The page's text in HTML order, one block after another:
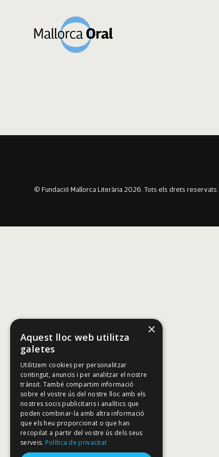
Macià Ferrer Mas
Federico Quetglas
© Fundació Mallorca Literària 2026. Tots els drets reservats.
×
Aquest lloc web utilitza
galetes
Utilitzem cookies per personalitzar
contingut, anuncis i per analitzar el nostre
trànsit. També compartim informació
sobre el vostre ús del nostre lloc amb els
nostres socis publicitaris i analítics que
poden combinar-la amb altra informació
que els heu proporcionat o que han
recopilat a partir del vostre ús dels seus
serveis. Política de privacitat